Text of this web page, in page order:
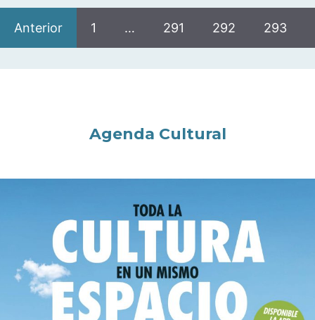
Anterior 1 … 291 292 293
Agenda Cultural